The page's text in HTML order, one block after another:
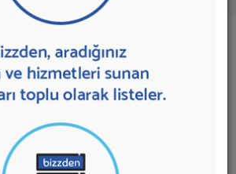
2 sonuç bulundu.